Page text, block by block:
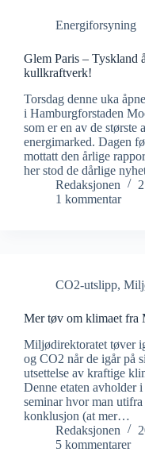
Energiforsyning
Glem Paris – Tyskland
kullkraftverk!
Torsdag denne uka
i Hamburgforstaden
som er en av de største
energimarked. Dagen
mottatt den årlige
her stod de dårlige
Redaksjonen
1 kommentar
CO2-utslipp,
Mer tøv om klimaet fra
Miljødirektoratet tøver
og CO2 når de igår på
utsettelse av kraftige
Denne etaten avholder
seminar hvor man
konklusjon (at mer…
Redaksjonen
5 kommentarer